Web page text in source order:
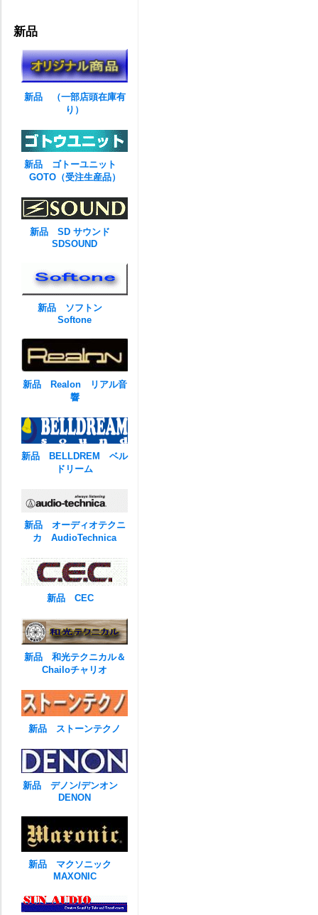
新品
新品 （一部店頭在庫有
り）
新品 ゴトーユニット
GOTO（受注生産品）
新品 SD サウンド
SDSOUND
新品 ソフトン
Softone
新品 Realon リアル音
響
新品 BELLDREM ベル
ドリーム
新品 オーディオテクニ
カ AudioTechnica
新品 CEC
新品 和光テクニカル＆
Chailoチャリオ
新品 ストーンテクノ
新品 デノン/デンオン
DENON
新品 マクソニック
MAXONIC